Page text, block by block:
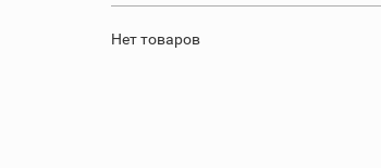
Нет товаров